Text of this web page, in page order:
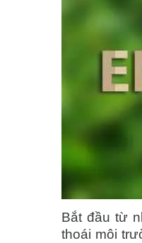
Bắt đầu từ
thoái môi